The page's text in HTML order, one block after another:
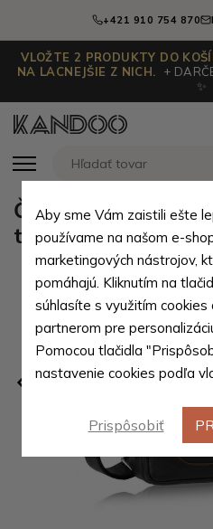
+421 910 754 870
VLOŽTE 2 PRODUKTY DO
NA LACNEJŠIE Z NICH.
+
✨
Čierna pánska
taška s hnedým
Aby sme Vám zaistili ešte
používame na našom e-
marketingových nástrojov,
pomáhajú. Kliknutím na
súhlasíte s využitím cookies
partnerom pre
Pomocou tlačidla
nastavenie cookies podľa
Prispôsobiť